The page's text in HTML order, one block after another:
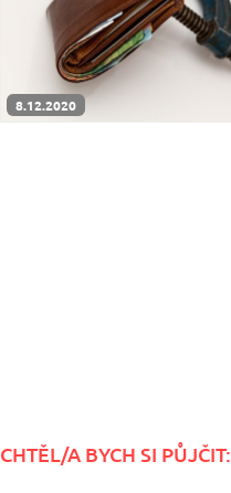
8.12.2020
CHTĚL/A BYCH SI PŮJČIT: